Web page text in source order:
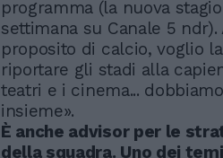
programma (la nuova
settimana su Canale 5
proposito di calcio, voglio
riportare gli stadi alla
teatri e i cinema...
insieme».
È anche advisor per le
della squadra. Uno dei